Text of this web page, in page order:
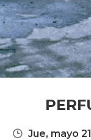
Jue, mayo